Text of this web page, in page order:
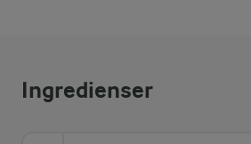
Ingredienser